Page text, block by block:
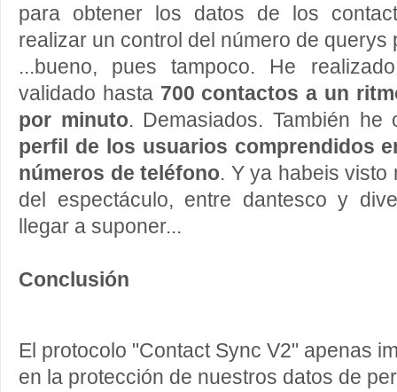
para obtener los datos de los
realizar un control del número de querys
...bueno, pues tampoco. He
validado hasta 700 contactos a un
por minuto. Demasiados. También he
perfil de los usuarios comprendidos
números de teléfono. Y ya habeis visto
del espectáculo, entre dantesco y
llegar a suponer...
Conclusión
El protocolo "Contact Sync V2" apenas
en la protección de nuestros datos de